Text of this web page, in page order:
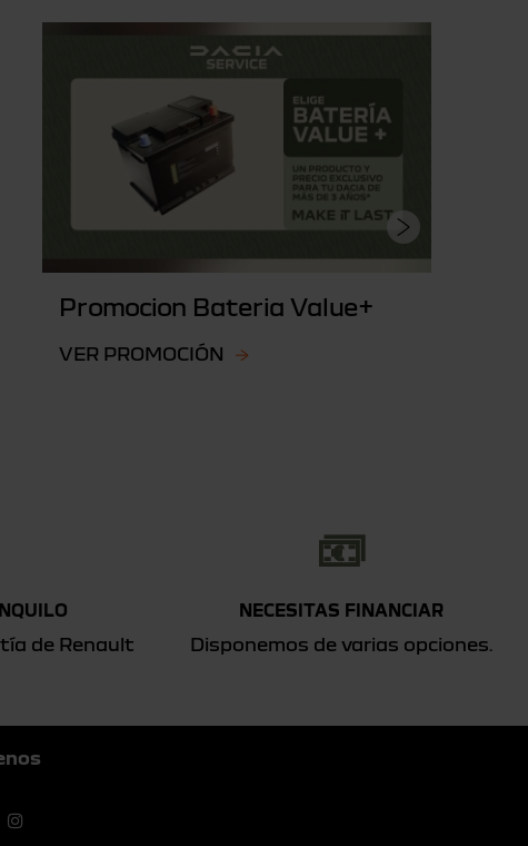
Promocion Bateria Value+
VER PROMOCIÓN
de Renault
NECESITAS FINANCIAR
Disponemos de varias opciones.